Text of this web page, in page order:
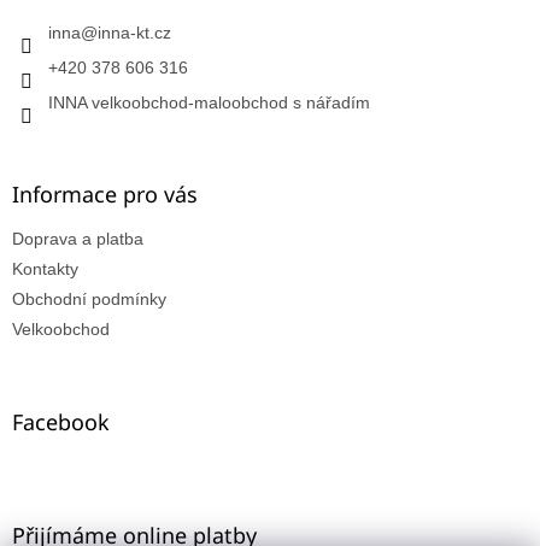
inna@inna-kt.cz
+420 378 606 316
INNA velkoobchod-maloobchod s nářadím
Informace pro vás
Doprava a platba
Kontakty
Obchodní podmínky
Velkoobchod
Facebook
Přijímáme online platby